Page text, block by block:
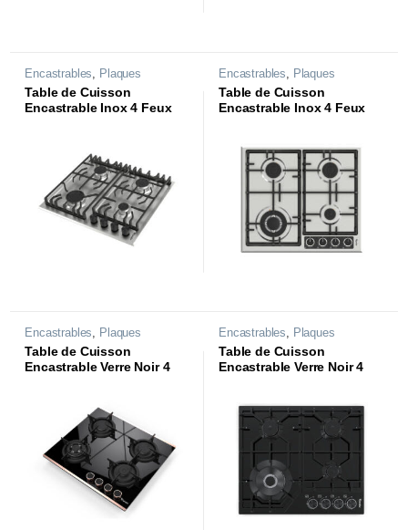
Encastrables
Plaques
Table de Cuisson
Encastrable Inox 4 Feux
Encastrables
Plaques
Table de Cuisson
Encastrable Inox 4 Feux
Encastrables
Plaques
Table de Cuisson
Encastrable Verre Noir 4
Encastrables
Plaques
Table de Cuisson
Encastrable Verre Noir 4